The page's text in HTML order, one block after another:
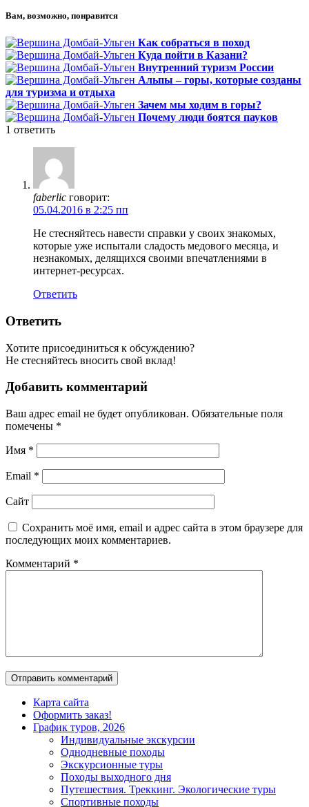
Вам, возможно, понравится
Как собраться в поход
Куда пойти в Казани?
Внутренний туризм России
Альпы – горы, которые созданы
для туризма и отдыха
Зачем мы ходим в горы?
Почему люди боятся пауков
1 ответить
faberlic говорит:
05.04.2016 в 2:25 пп
Не стесняйтесь навести справки у своих знакомых,
которые уже испытали сладость медового месяца, и
незнакомых, делящихся своими впечатлениями в
интернет-ресурсах.
Ответить
Ответить
Хотите присоединиться к обсуждению?
Не стесняйтесь вносить свой вклад!
Добавить комментарий
Ваш адрес email не будет опубликован. Обязательные поля
помечены *
Имя *
Email *
Сайт
Сохранить моё имя, email и адрес сайта в этом браузере для
последующих моих комментариев.
Комментарий *
Карта сайта
Оформить заказ!
График туров, 2026
Индивидуальные экскурсии
Однодневные походы
Экскурсионные туры
Походы выходного дня
Путешествия. Треккинг. Экологические туры
Спортивные походы